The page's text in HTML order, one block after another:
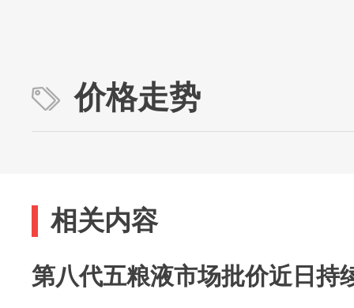
价格走势
相关内容
第八代五粮液市场批价近日持